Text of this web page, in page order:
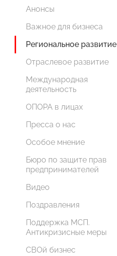
Анонсы
Важное для бизнеса
Региональное развитие
Отраслевое развитие
Международная
деятельность
ОПОРА в лицах
Пресса о нас
Особое мнение
Бюро по защите прав
предпринимателей
Видео
Поздравления
Поддержка МСП.
Антикризисные меры
СВОй бизнес